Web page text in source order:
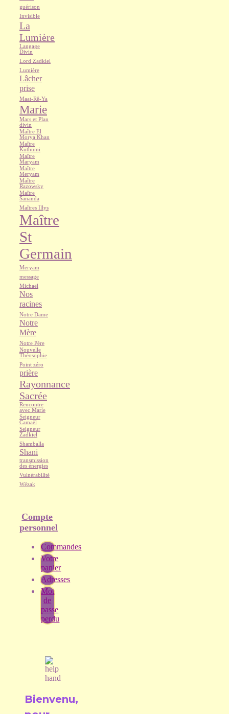
guérison
Invisible
La
Lumière
Langage
Divin
Lord Zadkiel
Lumière
Lâcher
prise
Maat-Rê-Ya
Marie
Mars et Plan
divin
Maître El
Morya Khan
Maître
Kuthumi
Maître
Maryam
Maître
Meryam
Maître
Razowsky
Maître
Sananda
Maîtres Illys
Maître
St
Germain
Meryam
message
Michaël
Nos
racines
Notre Dame
Notre
Mère
Notre Père
Nouvelle
Théosophie
Point zéro
prière
Rayonnance
Sacrée
Rencontre
avec Marie
Seigneur
Camaël
Seigneur
Zadkiel
Shamballa
Shani
transmission
des énergies
Vulnérabilité
Wézak
Compte
personnel
Commandes
Votre
panier
Adresses
Mot
de
passe
perdu
Bienvenu,